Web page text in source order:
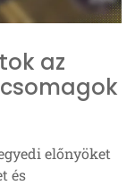
az
előnyöket
és